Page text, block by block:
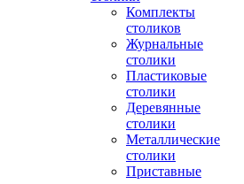
Комплекты
столиков
Журнальные
столики
Пластиковые
столики
Деревянные
столики
Металлические
столики
Приставные